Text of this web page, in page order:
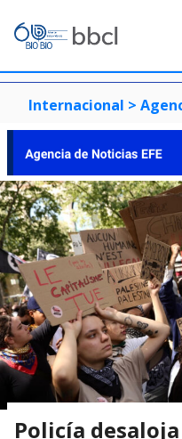
Internacional >
Policía